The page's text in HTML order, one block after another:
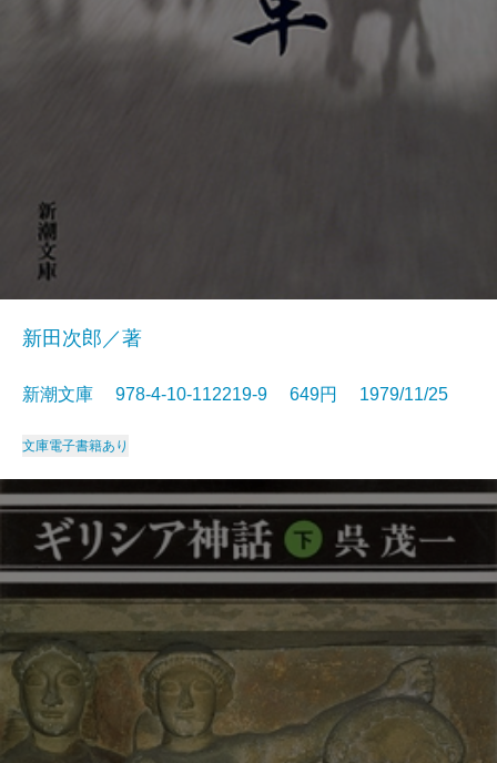
新田次郎／著
新潮文庫 978-4-10-112219-9 649円 1979/11/25
文庫電子書籍あり